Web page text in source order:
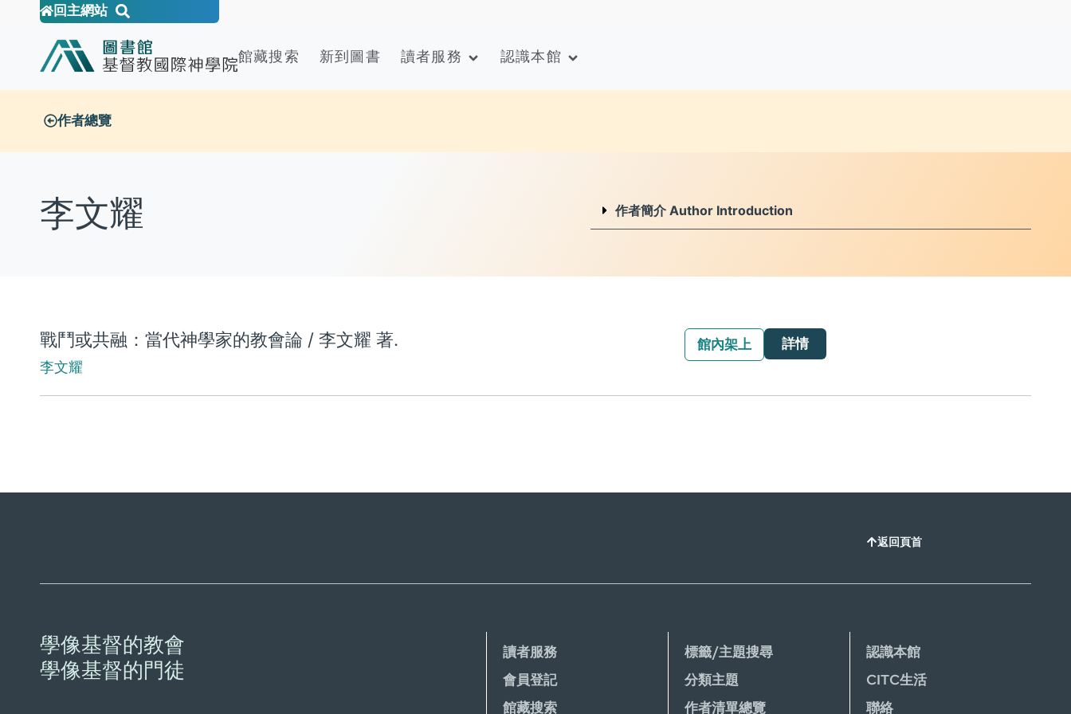
回主網站
館藏搜索 新到圖書 讀者服務 認識本館
作者總覽
李文耀 作者簡介 Author Introduction
戰鬥或共融：當代神學家的教會論 / 李文耀 著.
李文耀
館內架上 詳情
返回頁首
學像基督的教會
學像基督的門徒
讀者服務
會員登記
館藏搜索
標籤/主題搜尋
分類主題
作者清單總覽
認識本館
CITC生活
聯絡